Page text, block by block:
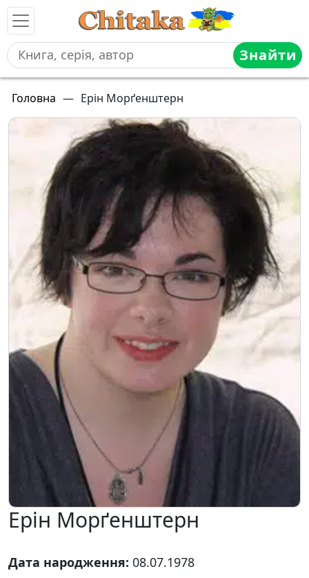
Знайти
Головна — Ерін Морґенштерн
Ерін Морґенштерн
Дата народження: 08.07.1978